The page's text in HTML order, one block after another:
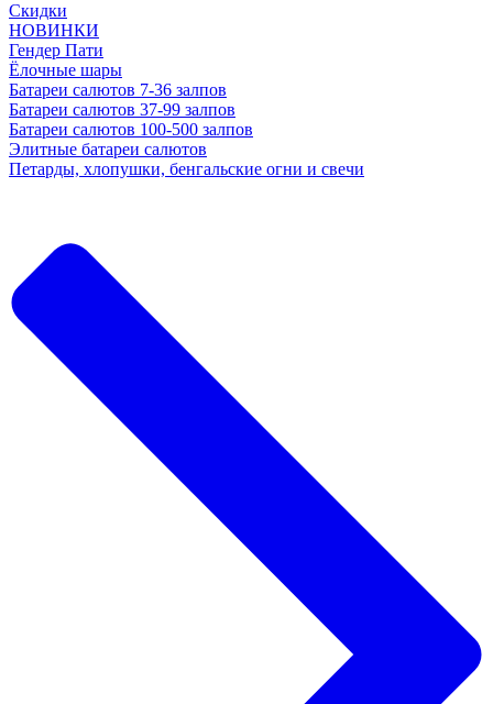
Скидки
НОВИНКИ
Гендер Пати
Ёлочные шары
Батареи салютов 7-36 залпов
Батареи салютов 37-99 залпов
Батареи салютов 100-500 залпов
Элитные батареи салютов
Петарды, хлопушки, бенгальские огни и свечи